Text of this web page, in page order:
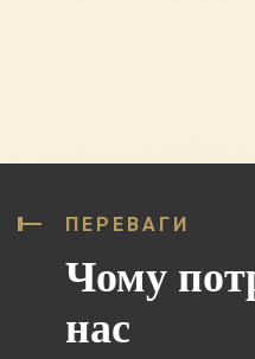
ПЕРЕВАГИ
Чому
нас